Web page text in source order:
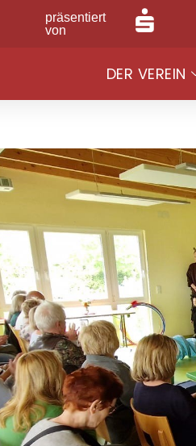
präsentiert
von
DER VEREIN